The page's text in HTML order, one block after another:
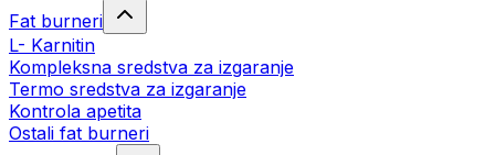
Fat burneri
L- Karnitin
Kompleksna sredstva za izgaranje
Termo sredstva za izgaranje
Kontrola apetita
Ostali fat burneri